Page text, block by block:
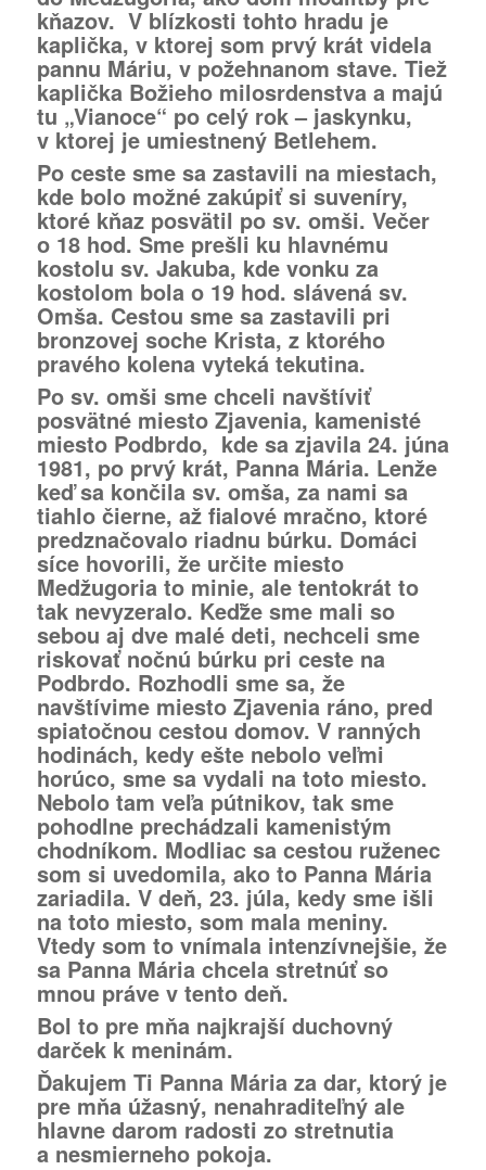
kňazov. V blízkosti tohto hradu je
kaplička, v ktorej som prvý krát videla
pannu Máriu, v požehnanom stave. Tiež
kaplička Božieho milosrdenstva a majú
tu „Vianoce“ po celý rok – jaskynku,
v ktorej je umiestnený Betlehem.
Po ceste sme sa zastavili na miestach,
kde bolo možné zakúpiť si suveníry,
ktoré kňaz posvätil po sv. omši. Večer
o 18 hod. Sme prešli ku hlavnému
kostolu sv. Jakuba, kde vonku za
kostolom bola o 19 hod. slávená sv.
Omša. Cestou sme sa zastavili pri
bronzovej soche Krista, z ktorého
pravého kolena vyteká tekutina.
Po sv. omši sme chceli navštíviť
posvätné miesto Zjavenia, kamenisté
miesto Podbrdo, kde sa zjavila 24. júna
1981, po prvý krát, Panna Mária. Lenže
keď sa končila sv. omša, za nami sa
tiahlo čierne, až fialové mračno, ktoré
predznačovalo riadnu búrku. Domáci
síce hovorili, že určite miesto
Medžugoria to minie, ale tentokrát to
tak nevyzeralo. Keďže sme mali so
sebou aj dve malé deti, nechceli sme
riskovať nočnú búrku pri ceste na
Podbrdo. Rozhodli sme sa, že
navštívime miesto Zjavenia ráno, pred
spiatočnou cestou domov. V ranných
hodinách, kedy ešte nebolo veľmi
horúco, sme sa vydali na toto miesto.
Nebolo tam veľa pútnikov, tak sme
pohodlne prechádzali kamenistým
chodníkom. Modliac sa cestou ruženec
som si uvedomila, ako to Panna Mária
zariadila. V deň, 23. júla, kedy sme išli
na toto miesto, som mala meniny.
Vtedy som to vnímala intenzívnejšie, že
sa Panna Mária chcela stretnúť so
mnou práve v tento deň.
Bol to pre mňa najkrajší duchovný
darček k meninám.
Ďakujem Ti Panna Mária za dar, ktorý je
pre mňa úžasný, nenahraditeľný ale
hlavne darom radosti zo stretnutia
a nesmierneho pokoja.